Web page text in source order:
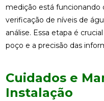
medição está funcionando
verificação de níveis de
análise. Essa etapa é
poço e a precisão das
Cuidados e
Instalação